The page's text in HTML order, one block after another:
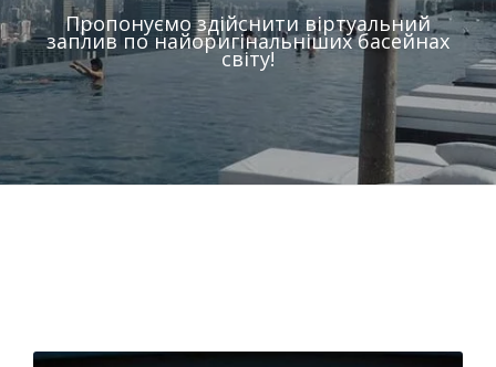
Пропонуємо здійснити віртуальний
заплив по найоригінальніших басейнах
світу!